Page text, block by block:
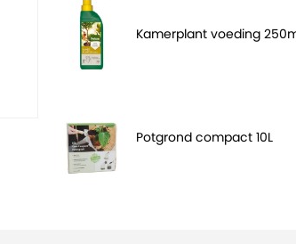
Kamerplant voeding
Potgrond compact 10L